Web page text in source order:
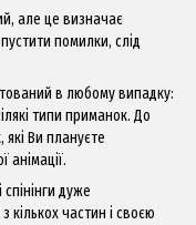
але це визначає
помилки, слід
в любому випадку:
типи приманок. До
Ви плануєте
анімації.
спінінги дуже
кількох частин і своєю